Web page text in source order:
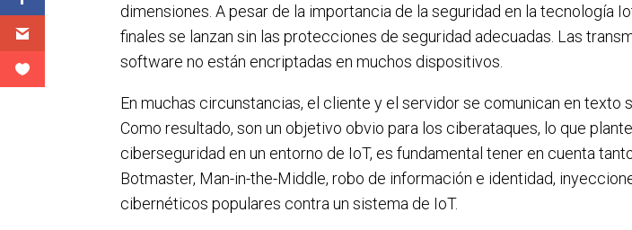
dimensiones. A pesar de la importancia de la seguridad en la tecnología
finales se lanzan sin las protecciones de seguridad adecuadas. Las
software no están encriptadas en muchos dispositivos.
En muchas circunstancias, el cliente y el servidor se comunican en
Como resultado, son un objetivo obvio para los ciberataques, lo que
ciberseguridad en un entorno de IoT, es fundamental tener en cuenta
Botmaster, Man-in-the-Middle, robo de información e identidad,
cibernéticos populares contra un sistema de IoT.